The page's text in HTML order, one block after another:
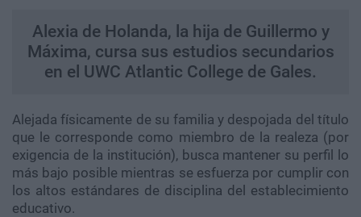
Alexia de Holanda, la hija de Guillermo y
Máxima, cursa sus estudios secundarios
en el UWC Atlantic College de Gales.
Alejada físicamente de su familia y despojada del título
que le corresponde como miembro de la realeza (por
exigencia de la institución), busca mantener su perfil lo
más bajo posible mientras se esfuerza por cumplir con
los altos estándares de disciplina del establecimiento
educativo.